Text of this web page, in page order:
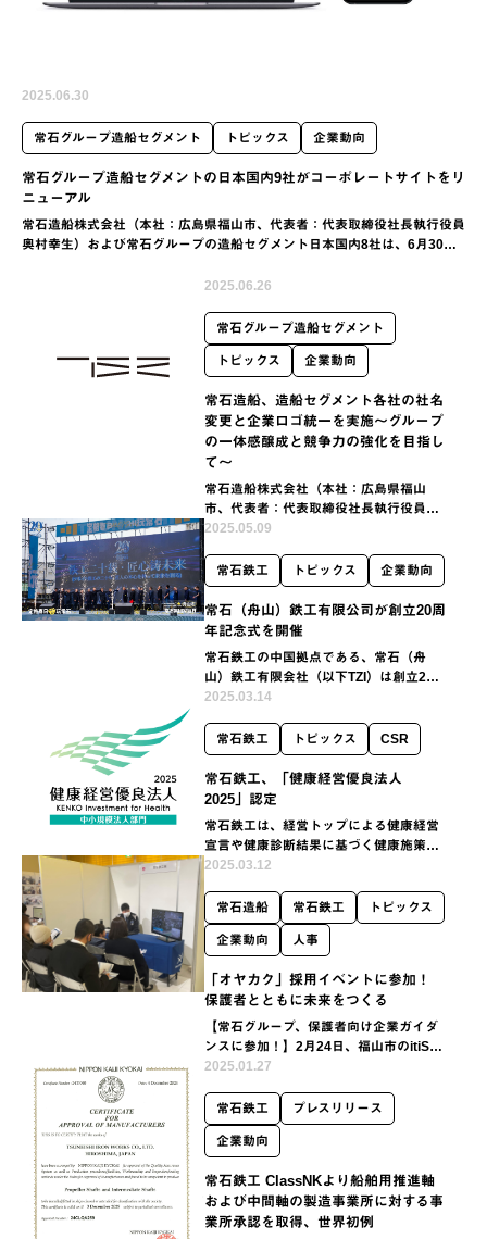
2025.06.30
常石グループ造船セグメント トピックス 企業動向
常石グループ造船セグメントの日本国内9社がコーポレートサイトをリ
ニューアル
常石造船株式会社（本社：広島県福山市、代表者：代表取締役社長執行役員
奥村幸生）および常石グループの造船セグメント日本国内8社は、6月30日
2025.06.26
常石グループ造船セグメント
トピックス 企業動向
常石造船、造船セグメント各社の社名
変更と企業ロゴ統一を実施〜グループ
の一体感醸成と競争力の強化を目指し
て〜
常石造船株式会社（本社：広島県福山
市、代表者：代表取締役社長執行役員奥
村幸生）は6月30日より下記造船セグメ
す。あわせて、造船セグメント全社の企
業ロゴを常石グループ…
2025.05.09
常石鉄工 トピックス 企業動向
常石（舟山）鉄工有限公司が創立20周
年記念式を開催
常石鉄工の中国拠点である、常石（舟
山）鉄工有限会社（以下TZI）は創立20
周年を迎え、4月下旬に創立20周年記念
とその家族、OB、来賓を含む計247名が
出席しました…
2025.03.14
常石鉄工 トピックス CSR
常石鉄工、「健康経営優良法人
2025」認定
常石鉄工は、経営トップによる健康経営
宣言や健康診断結果に基づく健康施策な
どの取り組みが評価され、「従業員の健
取り組んでいる法人」として、経済産業
省および日本健康会議…
2025.03.12
常石造船 常石鉄工 トピックス
企業動向 人事
「オヤカク」採用イベントに参加！
保護者とともに未来をつくる
【常石グループ、保護者向け企業ガイダ
ンスに参加！】2月24日、福山市のitiSET
OUCHIにて開催された中国新聞主催の
ープの常石造船、常石鉄工、常石商事が
参加しま…
2025.01.27
常石鉄工 プレスリリース
企業動向
常石鉄工 ClassNKより船舶用推進軸
および中間軸の製造事業所に対する事
業所承認を取得、世界初例